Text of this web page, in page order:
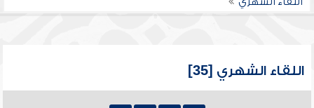
اللقاء الشهري [35]